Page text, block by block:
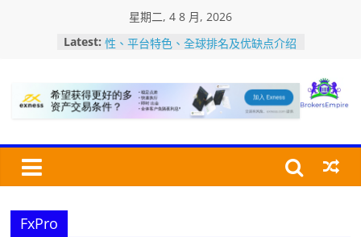
星期二, 4 8 月, 2026
Latest: 性、平台特色、全球排名及优缺点介绍
美国MSB牌照是什么？如何查询MSB
牌照？认识加密货币监管牌照
加密货币交易所的深度是指什么？深度
Bitfinex交易所评价：安全性、平台特
交
易
FxPro